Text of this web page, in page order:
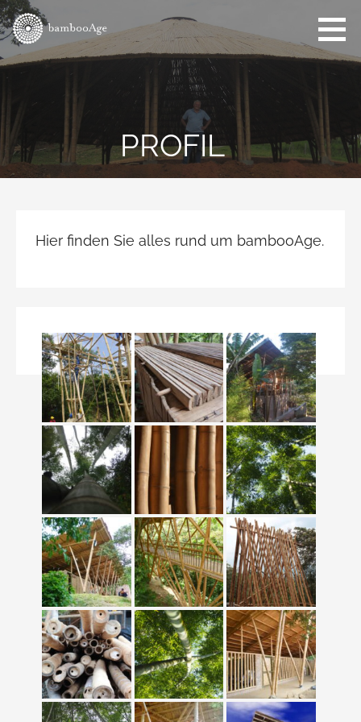
Zum
Inhalt
springen
bamboo-
age.com
Das
PROFIL
Hier finden Sie alles rund um bambooAge.